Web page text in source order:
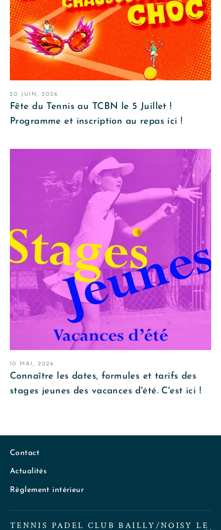
20 JUIN, 2026
Fête du Tennis au TCBN le 5 Juillet !
Programme et inscription au repas ici !
10 MAI, 2026
Connaître les dates, formules et tarifs des
stages jeunes des vacances d'été. C'est ici !
Contact
Actualités
Règlement intérieur
TENNIS PADEL CLUB BAILLY/NOISY LE